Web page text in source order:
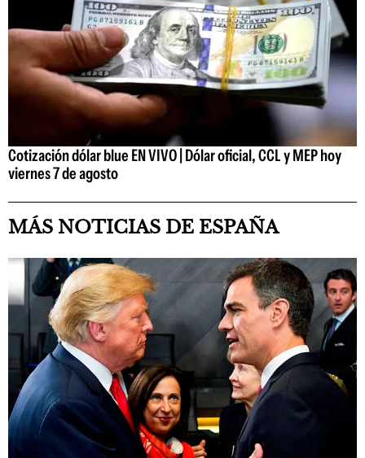
Cotización dólar blue EN VIVO | Dólar oficial, CCL y MEP hoy
viernes 7 de agosto
MÁS NOTICIAS DE ESPAÑA